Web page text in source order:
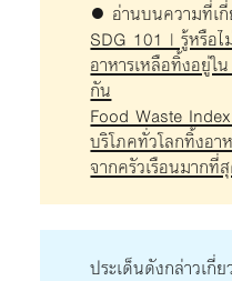
● อ่านบนความที่เกี่
SDG 101 | รู้หรือไ
อาหารเหลือทิ้งอยู่ใ
กัน
Food Waste
บริโภคทั่วโลกทิ้งอา
จากครัวเรือนมากที่
ประเด็นดังกล่าวเกี่